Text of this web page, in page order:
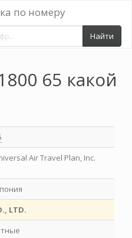
по номеру
Найти
65 какой
Air Travel Plan, Inc.
LTD.